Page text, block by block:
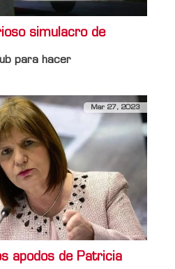
simulacro de
para hacer
Mar 27, 2023
apodos de Patricia